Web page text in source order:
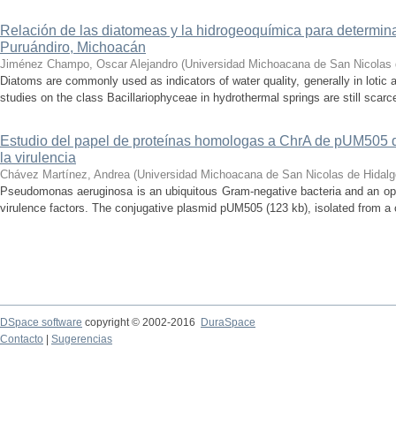
Relación de las diatomeas y la hidrogeoquímica para
Puruándiro, Michoacán
Jiménez Champo, Oscar Alejandro (Universidad Michoacana de San Nicolas
Diatoms are commonly used as indicators of water quality, generally in
studies on the class Bacillariophyceae in hydrothermal springs are still
Estudio del papel de proteínas homologas a ChrA de
la virulencia
Chávez Martínez, Andrea (Universidad Michoacana de San Nicolas de
Pseudomonas aeruginosa is an ubiquitous Gram-negative bacteria and an
virulence factors. The conjugative plasmid pUM505 (123 kb), isolated from
DSpace software copyright © 2002-2016
DuraSpace
Contacto
Sugerencias